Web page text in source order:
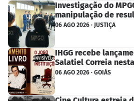
Investigação do
manipulação de
06 AGO 2026 · JUSTIÇA
IHGG recebe
Salatiel Correia
06 AGO 2026 · GOIÁS